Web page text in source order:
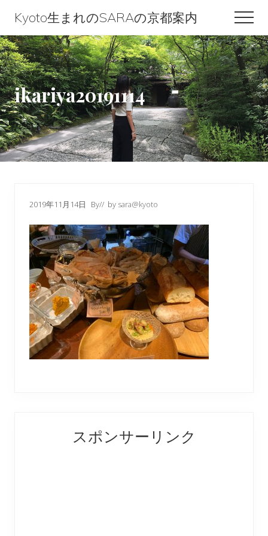
content
primary
sidebar
footer
Kyoto生まれのSARAの京都案内
Kyoto
生
ま
れ
の
SARA
の
ikariya20191114
2019年11月14日 By// by sara@kyoto
Interactions
Sidebarスポンサーリンク